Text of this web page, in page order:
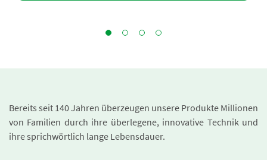
Bereits seit 140 Jahren überzeugen unsere Produkte Millionen
von Familien durch ihre überlegene, innovative Technik und
ihre sprichwörtlich lange Lebensdauer.